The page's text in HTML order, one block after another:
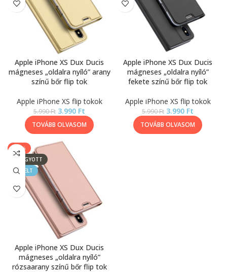
Apple iPhone XS Dux Ducis
mágneses „oldalra nyíló” arany
színű bőr flip tok
Apple iPhone XS flip tokok
5.990Ft 3.990 Ft
TOVÁBB OLVASOM
Apple iPhone XS Dux Ducis
mágneses „oldalra nyíló”
fekete színű bőr flip tok
Apple iPhone XS flip tokok
5.990Ft 3.990 Ft
TOVÁBB OLVASOM
-33%
ELFOGYOTT
KIEMELT
Apple iPhone XS Dux Ducis
mágneses „oldalra nyíló”
rózsaarany színű bőr flip tok